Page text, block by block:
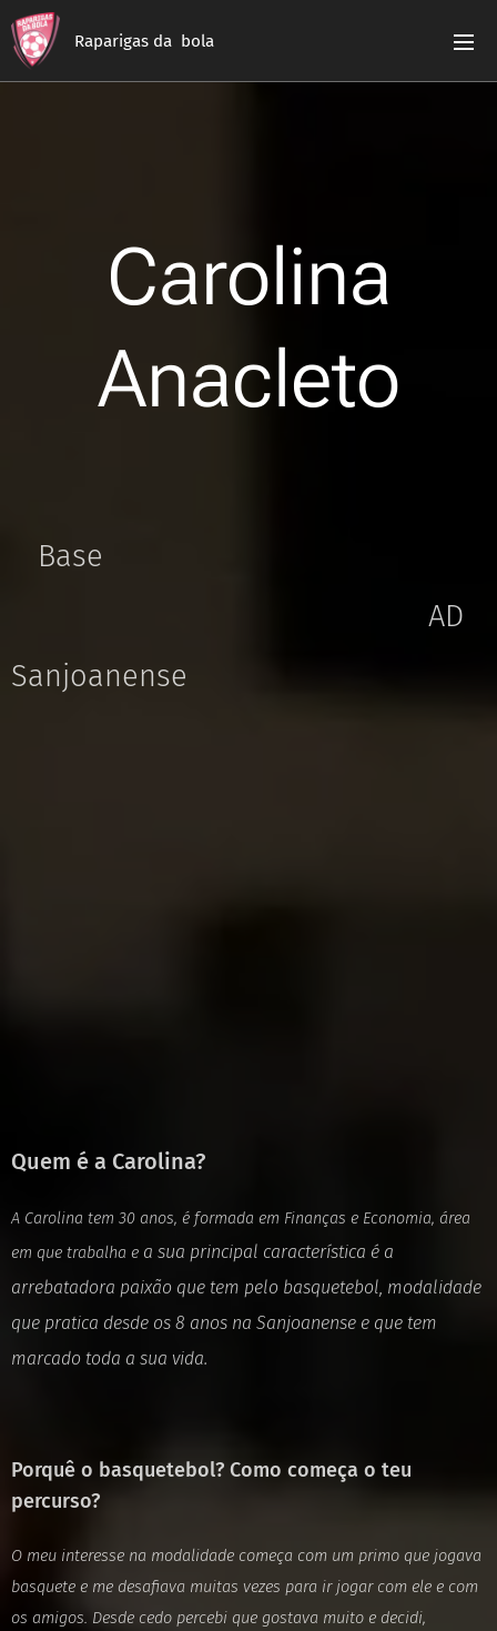
Raparigas da bola
Carolina
Anacleto
Base
AD
Sanjoanense
Quem é a Carolina?
A Carolina tem 30 anos, é formada em Finanças e Economia, área
em que trabalha e a sua principal característica é a
arrebatadora paixão que tem pelo basquetebol, modalidade
que pratica desde os 8 anos na Sanjoanense e que tem
marcado toda a sua vida.
Porquê o basquetebol? Como começa o teu
percurso?
O meu interesse na modalidade começa com um primo que jogava
basquete e me desafiava muitas vezes para ir jogar com ele e com
os amigos. Desde cedo percebi que gostava muito e decidi,